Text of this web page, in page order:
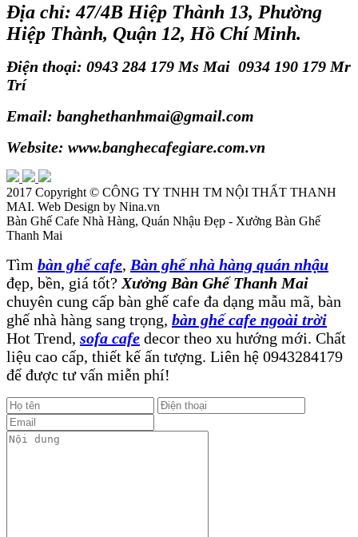
Địa chỉ: 47/4B Hiệp Thành 13, Phường
Hiệp Thành, Quận 12, Hồ Chí Minh.
Điện thoại: 0943 284 179 Ms Mai 0934 190 179 Mr
Trí
Email: banghethanhmai@gmail.com
Website: www.banghecafegiare.com.vn
2017 Copyright © CÔNG TY TNHH TM NỘI THẤT THANH
MAI. Web Design by Nina.vn
Bàn Ghế Cafe Nhà Hàng, Quán Nhậu Đẹp - Xưởng Bàn Ghế
Thanh Mai
Tìm bàn ghế cafe, Bàn ghế nhà hàng quán nhậu
đẹp, bền, giá tốt? Xưởng Bàn Ghế Thanh Mai
chuyên cung cấp bàn ghế cafe đa dạng mẫu mã, bàn
ghế nhà hàng sang trọng, bàn ghế cafe ngoài trời
Hot Trend, sofa cafe decor theo xu hướng mới. Chất
liệu cao cấp, thiết kế ấn tượng. Liên hệ 0943284179
để được tư vấn miễn phí!